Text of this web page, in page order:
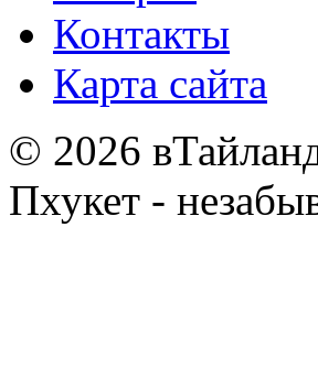
Контакты
Карта сайта
© 2026
Пхукет -